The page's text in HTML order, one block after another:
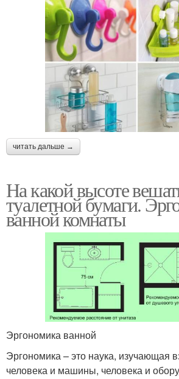
читать дальше →
На какой высоте
туалетной бумаги.
ванной комнаты
Эргономика ванной
Эргономика – это наука, изучающая
человека и машины, человека и